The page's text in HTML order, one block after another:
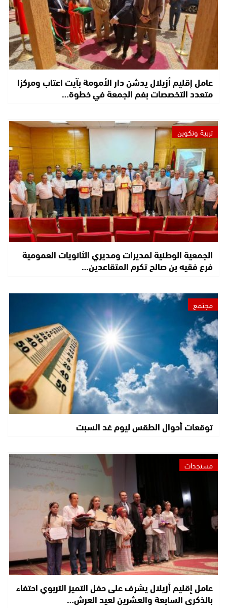
عامل إقليم أزيلال يدشن دار الأمومة بآيت اعتاب ومركزا
متعدد التخصصات بفم الجمعة في خطوة…
تربية وتكوين
الجمعية الوطنية لمديرات ومديري الثانويات العمومية
فرع فقيه بن صالح تكرم المتقاعدين…
مجتمع
توقعات أحوال الطقس ليوم غد السبت
مستجدات
عامل إقليم أزيلال يشرف على حفل التميز التربوي احتفاء
بالذكرى السابعة والعشرين لعيد العرش…